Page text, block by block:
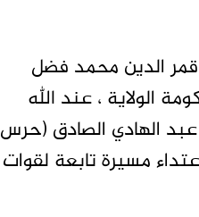
قمر الدين محمد فضل
الولاية ، عند الله
عبد الهادي الصادق (حرس
مسيرة تابعة لقوات